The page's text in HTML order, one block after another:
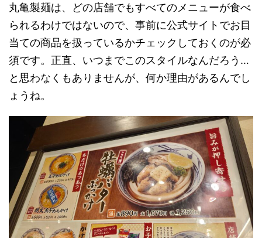
丸亀製麺は、どの店舗でもすべてのメニューが食べ
られるわけではないので、事前に公式サイトでお目
当ての商品を扱っているかチェックしておくのが必
須です。正直、いつまでこのスタイルなんだろう…
と思わなくもありませんが、何か理由があるんでし
ょうね。